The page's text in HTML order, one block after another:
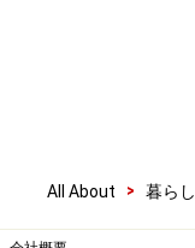
All About > 暮らし